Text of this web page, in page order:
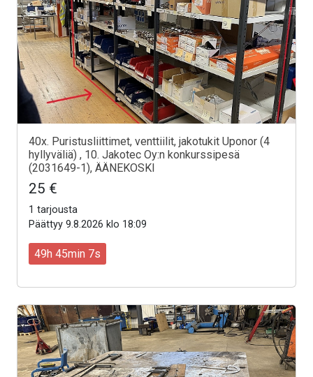
40x. Puristusliittimet, venttiilit, jakotukit Uponor (4
hyllyväliä) , 10. Jakotec Oy:n konkurssipesä
(2031649-1), ÄÄNEKOSKI
25 €
1 tarjousta
Päättyy 9.8.2026 klo 18:09
49h 45min 5s